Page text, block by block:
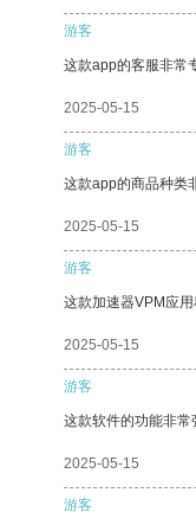
游客
这款app的客服非常
2025-05-15
游客
这款app的商品种类
2025-05-15
游客
这款加速器VPM应
2025-05-15
游客
这款软件的功能非常
2025-05-15
游客